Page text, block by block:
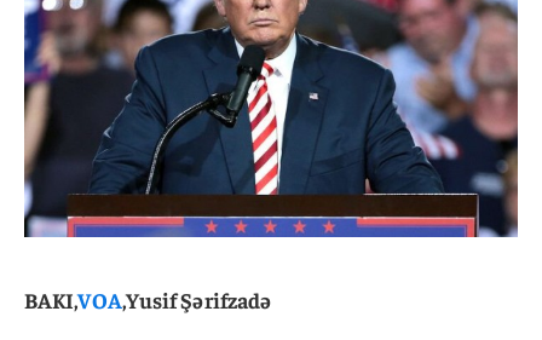
BAKI,VOA,Yusif Şərifzadə